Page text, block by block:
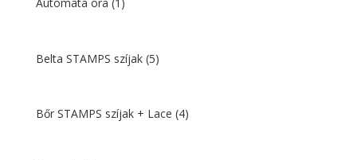
Automata óra (1)
Belta STAMPS szíjak (5)
Bőr STAMPS szíjak + Lace (4)